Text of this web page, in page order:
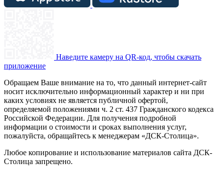
Наведите камеру на QR-код, чтобы скачать
приложение
Обращаем Ваше внимание на то, что данный интернет-сайт
носит исключительно информационный характер и ни при
каких условиях не является публичной офертой,
определяемой положениями ч. 2 ст. 437 Гражданского кодекса
Российской Федерации. Для получения подробной
информации о стоимости и сроках выполнения услуг,
пожалуйста, обращайтесь к менеджерам «ДСК-Столица».
Любое копирование и использование материалов сайта ДСК-
Столица запрещено.